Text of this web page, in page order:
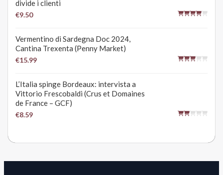
divide i clienti
€9.50
Vermentino di Sardegna Doc 2024,
Cantina Trexenta (Penny Market)
€15.99
L’Italia spinge Bordeaux: intervista a
Vittorio Frescobaldi (Crus et Domaines
de France – GCF)
€8.59